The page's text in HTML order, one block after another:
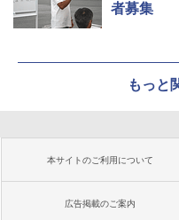
者募集
もっと
本サイトのご利用について
広告掲載のご案内